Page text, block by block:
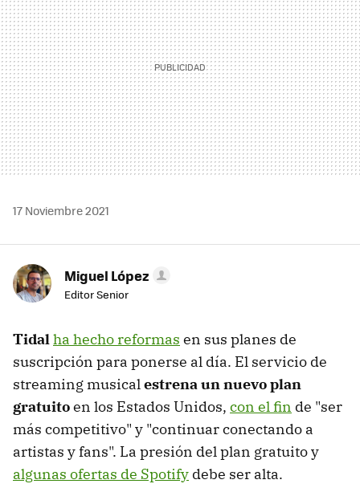
17 Noviembre 2021
Miguel López
Editor Senior
Tidalha hecho reformas en sus planes de
suscripción para ponerse al día. El servicio de
streaming musicalestrena un nuevo plan
gratuitoen los Estados Unidos, con el fin de "ser
más competitivo" y "continuar conectando a
artistas y fans". La presión del plan gratuito y
algunas ofertas de Spotify debe ser alta.